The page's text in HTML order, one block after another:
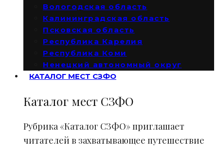
Вологодская область
Калининградская область
Псковская область
Республика Карелия
Республика Коми
Ненецкий автономный округ
КАТАЛОГ МЕСТ СЗФО
Каталог мест СЗФО
Рубрика «Каталог СЗФО» приглашает
читателей в захватывающее путешествие